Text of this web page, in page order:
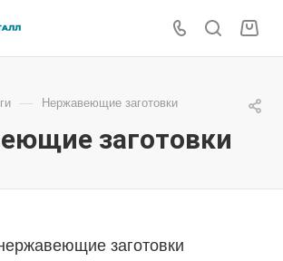
— Нержавеющие заготовки
заготовки
заготовки